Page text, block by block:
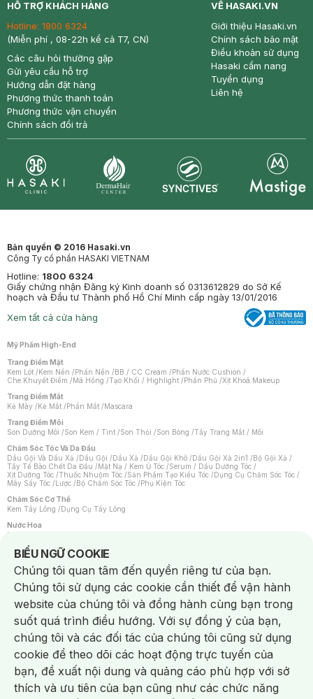
HỖ TRỢ KHÁCH HÀNG
Hotline: 1800 6324
(Miễn phí , 08-22h kể cả T7, CN)
Các câu hỏi thường gặp
Gửi yêu cầu hỗ trợ
Hướng dẫn đặt hàng
Phương thức thanh toán
Phương thức vận chuyển
Chính sách đổi trả
VỀ HASAKI.VN
Giới thiệu Hasaki.vn
Chính sách bảo mật
Điều khoản sử dụng
Hasaki cẩm nang
Tuyển dụng
Liên hệ
Bản quyền © 2016 Hasaki.vn
Công Ty cổ phần HASAKI VIETNAM
Hotline: 1800 6324
Giấy chứng nhận Đăng ký Kinh doanh số 0313612829 do Sở Kế
hoạch và Đầu tư Thành phố Hồ Chí Minh cấp ngày 13/01/2016
Xem tất cả cửa hàng
Mỹ Phẩm High-End
Trang Điểm Mặt
Kem Lót /Kem Nền /Phấn Nền /BB / CC Cream /Phấn Nước Cushion /
Che Khuyết Điểm /Má Hồng /Tạo Khối / Highlight /Phấn Phủ /Xịt Khoá Makeup
Trang Điểm Mắt
Kẻ Mày /Kẻ Mắt /Phấn Mắt /Mascara
Trang Điểm Môi
Son Dưỡng Môi /Son Kem / Tint /Son Thỏi /Son Bóng /Tẩy Trang Mắt / Môi
Chăm Sóc Tóc Và Da Đầu
Dầu Gội Và Dầu Xả /Dầu Gội /Dầu Xả /Dầu Gội Khô /Dầu Gội Xả 2in1 /Bộ Gội Xả /
Tẩy Tế Bào Chết Da Đầu /Mặt Nạ / Kem Ủ Tóc /Serum / Dầu Dưỡng Tóc /
Xịt Dưỡng Tóc /Thuốc Nhuộm Tóc /Sản Phẩm Tạo Kiểu Tóc /Dụng Cụ Chăm Sóc Tóc /
Máy Sấy Tóc /Lược /Bộ Chăm Sóc Tóc /Phụ Kiện Tóc
Chăm Sóc Cơ Thể
Kem Tẩy Lông /Dụng Cụ Tẩy Lông
Nước Hoa
Nước Hoa Nữ
Chăm Sóc Cá Nhân
Chống Muỗi /Khẩu Trang /Máy Massage/Mặt Nạ Xông Hơi /Nước Rửa Tay/
Sản Phẩm Chăm Sóc Khác /Bàn Chải Đánh Răng /Bàn Chải Điện/
Hỗ Trợ Trắng Răng/Kem Đánh Răng /Máy Tăm Nước/ Nước Súc Miệng/
Tăm / Chỉ Nha Khoa/ Xịt Thơm Miệng / Dung Dịch Vệ Sinh/Dưỡng Vùng Kín/
Khăn Ướt Vệ Sinh Vùng Kín/Băng Vệ Sinh/Tampon/Bọt Cạo Râu /Dao Cạo Râu/
Máy Cạo Râu
Vấn Đề Về Da
Da Dầu / Lỗ Chân Lông To/ Da Khô / Mất Nước/ Da Lão Hóa/ Da Mụn/
Da Nhạy Cảm / Kích Ứng
Da Xỉn Màu Thâm / Nám / Tàn Nhang
Quầng Thâm & Bọng Mắt /Sẹo /Viêm Da Cơ Địa
Dụng Cụ / Phụ Kiện Chăm Sóc Da
Bông Tẩy Trang
Khăn Lau Mặt Khô Dụng Cụ / Máy Rửa Mặt Máy Chăm Sóc Da
Dụng Cụ Chăm Sóc Khác
BIỂU NGỮ COOKIE
Notice about cookies usage
Chúng tôi quan tâm đến quyền riêng tư của bạn.
Chúng tôi sử dụng các cookie cần thiết để vận hành
website của chúng tôi và đồng hành cùng bạn trong
suốt quá trình điều hướng. Với sự đồng ý của bạn,
chúng tôi và các đối tác của chúng tôi cũng sử dụng
cookie để theo dõi các hoạt động trực tuyến của
bạn, đề xuất nội dung và quảng cáo phù hợp với sở
thích và ưu tiên của bạn cũng như các chức năng